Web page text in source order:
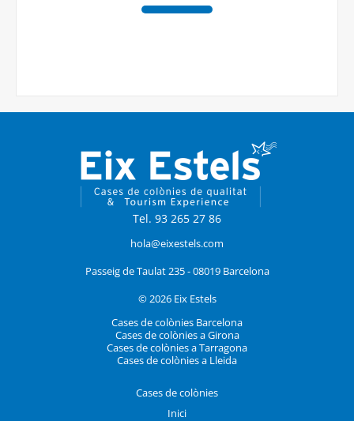
Tel. 93 265 27 86
hola@eixestels.com
Passeig de Taulat 235 - 08019 Barcelona
© 2026 Eix Estels
Cases de colònies Barcelona
Cases de colònies a Girona
Cases de colònies a Tarragona
Cases de colònies a Lleida
Cases de colònies
Inici